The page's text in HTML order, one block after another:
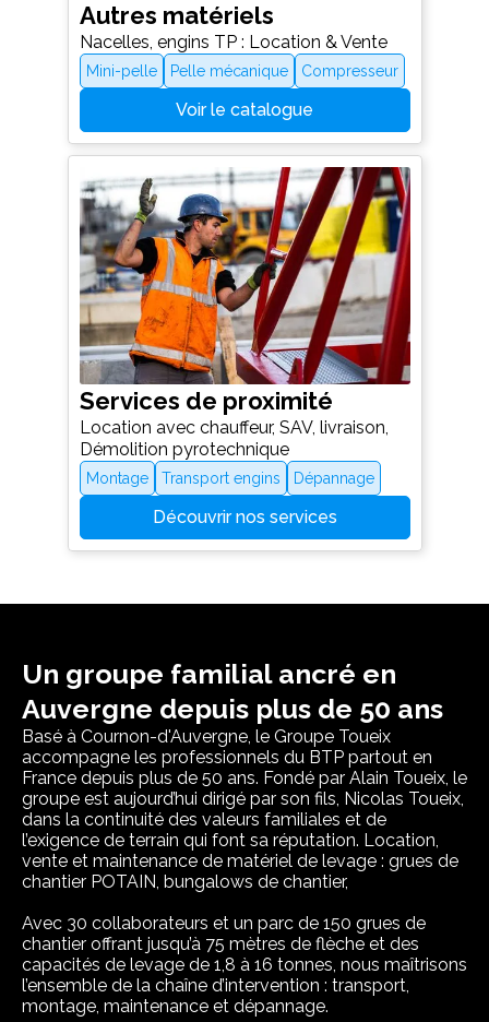
Autres matériels
Nacelles, engins TP : Location & Vente
Mini-pelle Pelle mécanique Compresseur
Voir le catalogue
Services de proximité
Location avec chauffeur, SAV, livraison,
Démolition pyrotechnique
Montage Transport engins Dépannage
Découvrir nos services
Un groupe familial ancré en
Auvergne depuis plus de 50 ans
Basé à Cournon-d'Auvergne, le Groupe Toueix
accompagne les professionnels du BTP partout en
France depuis plus de 50 ans. Fondé par Alain Toueix, le
groupe est aujourd’hui dirigé par son fils, Nicolas Toueix,
dans la continuité des valeurs familiales et de
l’exigence de terrain qui font sa réputation. Location,
vente et maintenance de matériel de levage : grues de
chantier POTAIN, bungalows de chantier,
Avec 30 collaborateurs et un parc de 150 grues de
chantier offrant jusqu’à 75 mètres de flèche et des
capacités de levage de 1,8 à 16 tonnes, nous maîtrisons
l’ensemble de la chaîne d’intervention : transport,
montage, maintenance et dépannage.